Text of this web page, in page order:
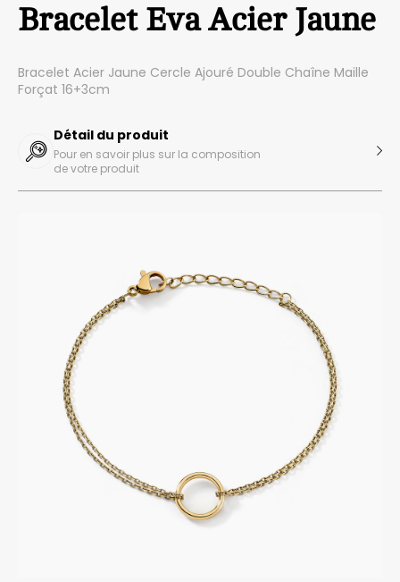
Bracelet Eva Acier Jaune
Bracelet Acier Jaune Cercle Ajouré Double Chaîne Maille
Forçat 16+3cm
Détail du produit
Pour en savoir plus sur la composition
de votre produit